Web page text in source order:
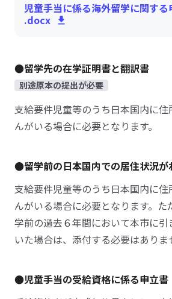
児童手当に係る海外留学に関する
.docx
●留学先の在学証明書と翻訳書
別途原本の提出が必要
支給要件児童等のうち日本国内に
んがいる場合に必要となります。
●留学前の日本国内での居住状況が
支給要件児童等のうち日本国内に
んがいる場合に必要となります。た
学前の過去６年間において本市に
いた場合は、添付する必要はありま
●児童手当の受給資格に係る申立書